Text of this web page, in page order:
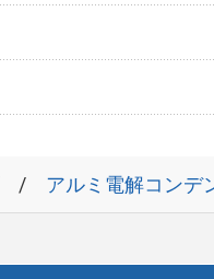
アルミ電解コンデ